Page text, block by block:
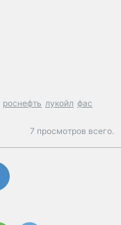
роснефть лукойл фас
7 просмотров всего.